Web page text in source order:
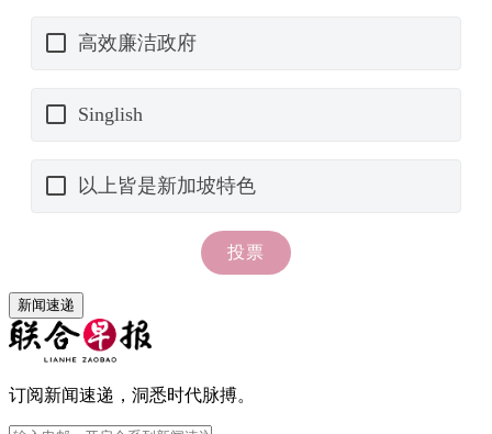
新闻速递
订阅新闻速递，洞悉时代脉搏。